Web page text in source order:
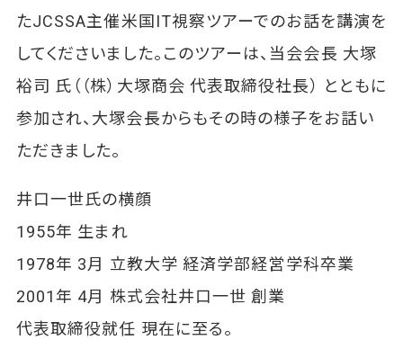
たJCSSA主催米国IT視察ツアーでのお話を講演を
してくださいました。このツアーは、当会会長 大塚
裕司 氏（（株）大塚商会 代表取締役社長） とともに
参加され、大塚会長からもその時の様子をお話い
ただきました。
井口一世氏の横顔
1955年 生まれ
1978年 3月 立教大学 経済学部経営学科卒業
2001年 4月 株式会社井口一世 創業
代表取締役就任 現在に至る。